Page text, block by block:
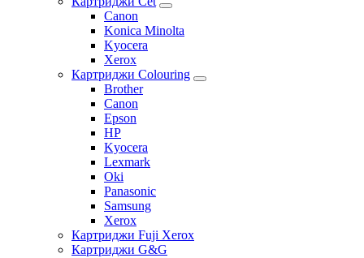
Canon
Konica Minolta
Kyocera
Xerox
Картриджи Colouring
Brother
Canon
Epson
HP
Kyocera
Lexmark
Oki
Panasonic
Samsung
Xerox
Картриджи Fuji Xerox
Картриджи G&G